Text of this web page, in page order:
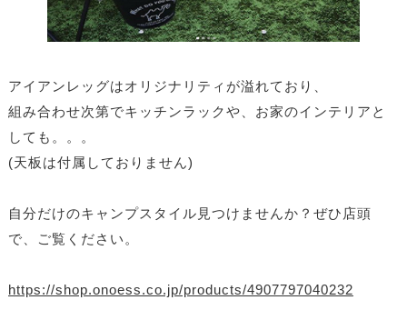
アイアンレッグはオリジナリティが溢れており、
組み合わせ次第でキッチンラックや、お家のインテリアと
しても。。。
(天板は付属しておりません)
自分だけのキャンプスタイル見つけませんか？ ぜひ店頭
で、ご覧ください。
https://shop.onoess.co.jp/products/4907797040232